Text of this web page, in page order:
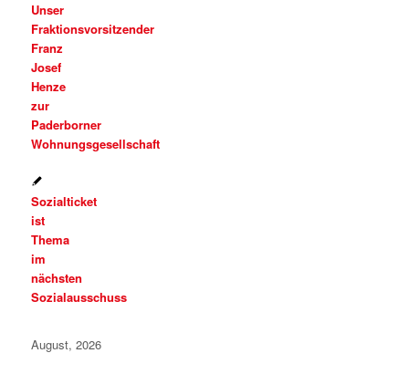
Unser
Fraktionsvorsitzender
Franz
Josef
Henze
zur
Paderborner
Wohnungsgesellschaft
Sozialticket
ist
Thema
im
nächsten
Sozialausschuss
August, 2026